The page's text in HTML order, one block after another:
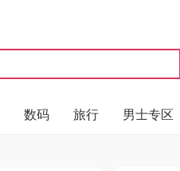
数码 旅行 男士专区